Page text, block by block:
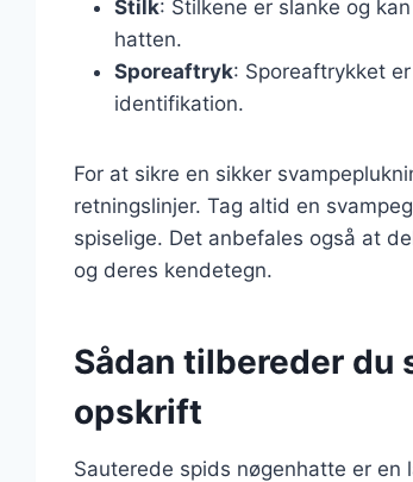
Stilk: Stilkene er slanke og
hatten.
Sporeaftryk: Sporeaftrykket
identifikation.
For at sikre en sikker
retningslinjer. Tag altid en
spiselige. Det anbefales også at
og deres kendetegn.
Sådan tilbereder du
opskrift
Sauterede spids nøgenhatte er